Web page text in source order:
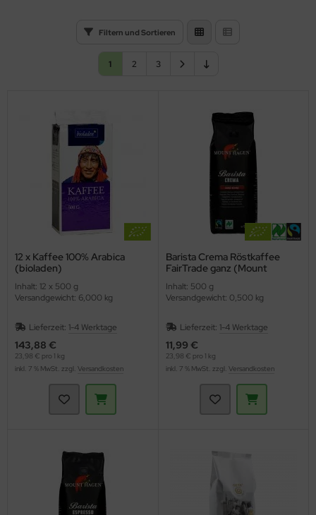
Filtern und Sortieren
1 2 3
12 x Kaffee 100% Arabica
(bioladen)
Inhalt: 12 x 500 g
Versandgewicht: 6,000 kg
Lieferzeit: 1-4 Werktage
143,88 €
23,98 € pro 1 kg
inkl. 7 % MwSt. zzgl. Versandkosten
Barista Crema Röstkaffee
FairTrade ganz (Mount
Inhalt: 500 g
Versandgewicht: 0,500 kg
Lieferzeit: 1-4 Werktage
11,99 €
23,98 € pro 1 kg
inkl. 7 % MwSt. zzgl. Versandkosten